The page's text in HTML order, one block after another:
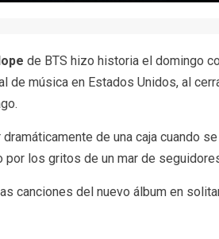
de BTS hizo historia el domingo
de música en Estados Unidos, al
de una caja cuando
por los gritos de un mar de
canciones del nuevo álbum en